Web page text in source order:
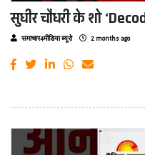
सुधीर चौधरी के शो
समाचार4मीडिया ब्यूरो 2 months ago